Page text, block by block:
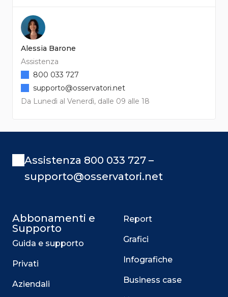
Alessia Barone
Assistenza
Da Lunedì al Venerdì, dalle 09 alle 18
800 033 727
supporto@osservatori.net
Assistenza 800 033 727 –
supporto@osservatori.net
Abbonamenti e
Supporto
Guida e supporto
Privati
Aziendali
Report
Grafici
Infografiche
Business case